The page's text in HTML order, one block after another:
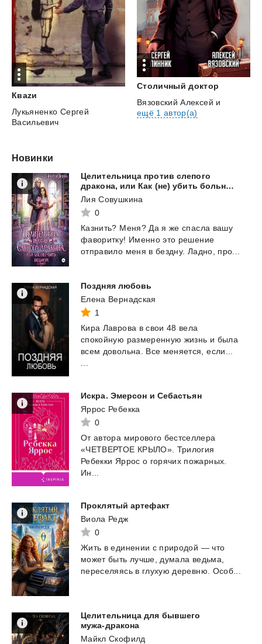
Кваzи
Лукьяненко Сергей
Васильевич
Столичный доктор
Вязовский Алексей и
ещё 1 автор(а)
Новинки
Целительница против слепого
дракона, или Как (не) убить больного
Лия Совушкина
0
Казнить? Меня? Да я же спасла вашу
фаворитку! Именно это решение
отправило меня в бездну. Ладно, про...
Поздняя любовь
Елена Вернадская
1
Кира Лаврова в свои 48 вела
спокойную размеренную жизнь и была
всем довольна. Все меняется, если...
Искра. Эмерсон и Себастьян
Яррос Ребекка
0
От автора мирового бестселлера
«ЧЕТВЕРТОЕ КРЫЛО». Трилогия
Ребекки Яррос о горячих пожарных.
Ин...
Проклятый артефакт
Виола Редж
0
Жить в единении с природой — что
может быть лучше, думала ведьма,
переселяясь в глухую деревню. Особ...
Целительница для бывшего
мужа-дракона
Майкл Скофилд